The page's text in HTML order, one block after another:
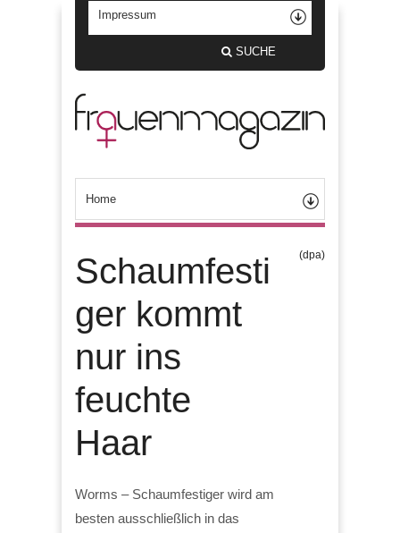
SUCHE
Schaumfesti
ger kommt
nur ins
feuchte
Haar
(dpa)
Worms – Schaumfestiger wird am
besten ausschließlich in das